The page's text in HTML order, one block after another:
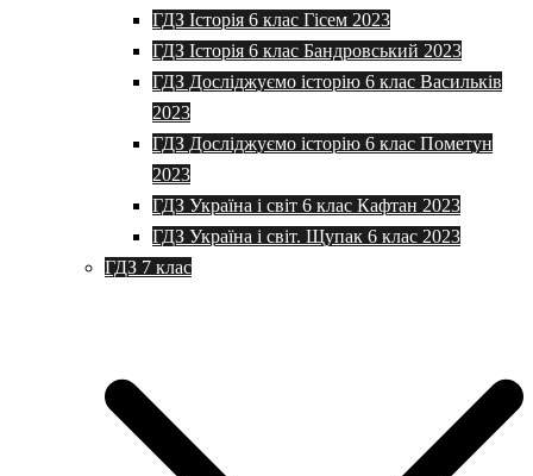
ГДЗ Історія 6 клас Гісем 2023
ГДЗ Історія 6 клас Бандровський 2023
ГДЗ Досліджуємо історію 6 клас Васильків
2023
ГДЗ Досліджуємо історію 6 клас Пометун
2023
ГДЗ Україна і світ 6 клас Кафтан 2023
ГДЗ Україна і світ. Щупак 6 клас 2023
ГДЗ 7 клас